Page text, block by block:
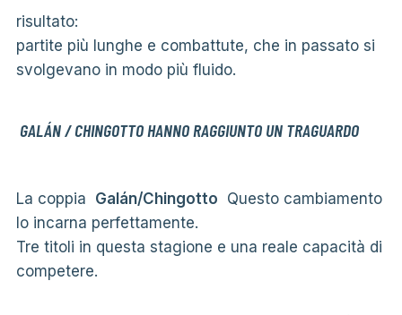
risultato:
partite più lunghe e combattute, che in passato si
svolgevano in modo più fluido.
GALÁN / CHINGOTTO HANNO RAGGIUNTO UN TRAGUARDO
La coppia Galán/Chingotto Questo cambiamento
lo incarna perfettamente.
Tre titoli in questa stagione e una reale capacità di
competere.